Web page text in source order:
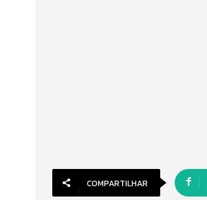
COMPARTILHAR